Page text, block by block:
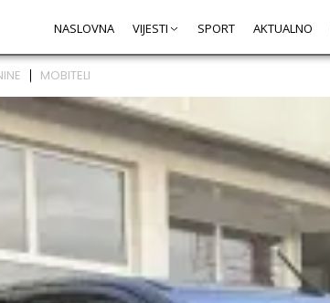
NASLOVNA VIJESTI SPORT AKTUALNO